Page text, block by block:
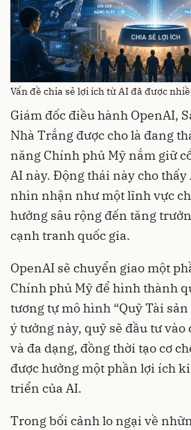
Vấn đề chia sẻ lợi ích từ AI đã được
Giám đốc điều hành OpenAI,
Nhà Trắng được cho là đang
năng Chính phủ Mỹ nắm giữ
AI này. Động thái này cho thấy
nhìn nhận như một lĩnh vực
hưởng sâu rộng đến tăng
cạnh tranh quốc gia.
OpenAI sẽ chuyển giao một
Chính phủ Mỹ để hình thành
tương tự mô hình “Quỹ Tài sản
ý tưởng này, quỹ sẽ đầu tư vào
và đa dạng, đồng thời tạo cơ
được hưởng một phần lợi ích
triển của AI.
Trong bối cảnh lo ngại về